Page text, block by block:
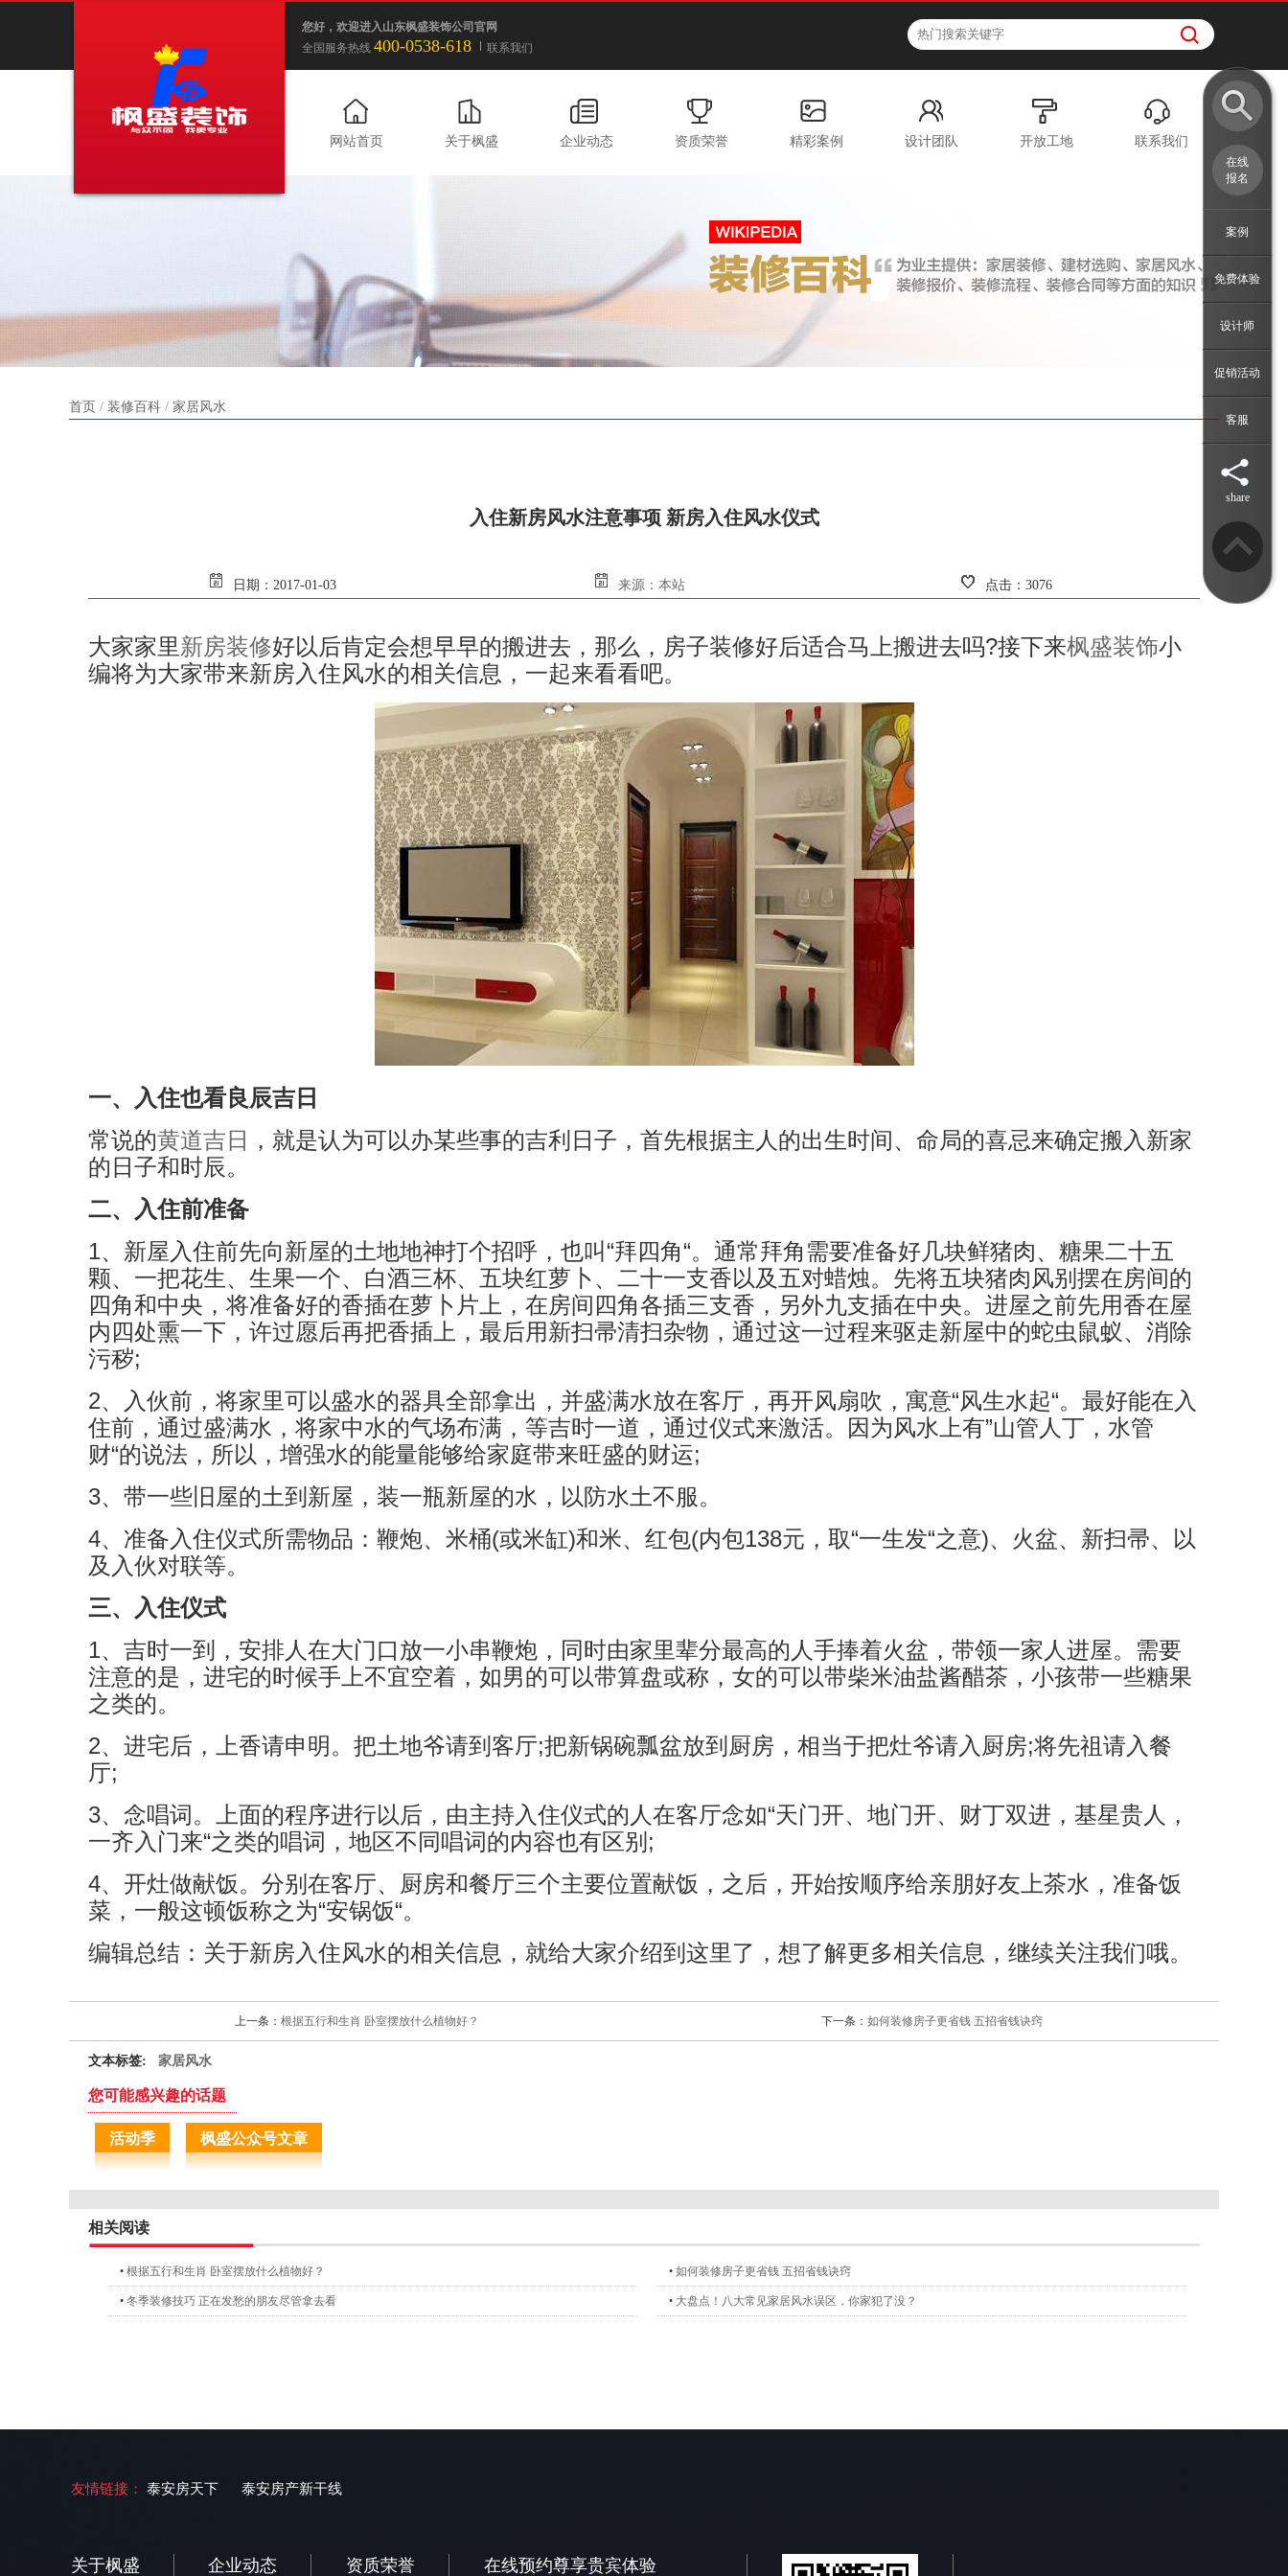
您好，欢迎进入山东枫盛装饰公司官网
全国服务热线 400-0538-618 联系我们
网站首页 关于枫盛 企业动态 资质荣誉 精彩案例 设计团队 开放工地 联系我们
装修百科
首页 / 装修百科 / 家居风水
入住新房风水注意事项 新房入住风水仪式
日期：2017-01-03 来源：本站 点击：3076
大家家里新房装修好以后肯定会想早早的搬进去，那么，房子装修好后适合马上搬进去吗?接下来枫盛装饰小
编将为大家带来新房入住风水的相关信息，一起来看看吧。
一、入住也看良辰吉日
常说的黄道吉日 ，就是认为可以办某些事的吉利日子，首先根据主人的出生时间、命局的喜忌来确定搬入新家
的日子和时辰。
二、入住前准备
1、新屋入住前先向新屋的土地地神打个招呼，也叫“拜四角“。通常拜角需要准备好几块鲜猪肉、糖果二十五
颗、一把花生、生果一个、白酒三杯、五块红萝卜、二十一支香以及五对蜡烛。先将五块猪肉风别摆在房间的
四角和中央，将准备好的香插在萝卜片上，在房间四角各插三支香，另外九支插在中央。进屋之前先用香在屋
内四处熏一下，许过愿后再把香插上，最后用新扫帚清扫杂物，通过这一过程来驱走新屋中的蛇虫鼠蚁、消除
污秽;
2、入伙前，将家里可以盛水的器具全部拿出，并盛满水放在客厅，再开风扇吹，寓意“风生水起“。最好能在入
住前，通过盛满水，将家中水的气场布满，等吉时一道，通过仪式来激活。因为风水上有”山管人丁，水管
财“的说法，所以，增强水的能量能够给家庭带来旺盛的财运;
3、带一些旧屋的土到新屋，装一瓶新屋的水，以防水土不服。
4、准备入住仪式所需物品：鞭炮、米桶(或米缸)和米、红包(内包138元，取“一生发“之意)、火盆、新扫帚、以
及入伙对联等。
三、入住仪式
1、吉时一到，安排人在大门口放一小串鞭炮，同时由家里辈分最高的人手捧着火盆，带领一家人进屋。需要
注意的是，进宅的时候手上不宜空着，如男的可以带算盘或称，女的可以带柴米油盐酱醋茶，小孩带一些糖果
之类的。
2、进宅后，上香请申明。把土地爷请到客厅;把新锅碗瓢盆放到厨房，相当于把灶爷请入厨房;将先祖请入餐
厅;
3、念唱词。上面的程序进行以后，由主持入住仪式的人在客厅念如“天门开、地门开、财丁双进，基星贵人，
一齐入门来“之类的唱词，地区不同唱词的内容也有区别;
4、开灶做献饭。分别在客厅、厨房和餐厅三个主要位置献饭，之后，开始按顺序给亲朋好友上茶水，准备饭
菜，一般这顿饭称之为“安锅饭“。
编辑总结：关于新房入住风水的相关信息，就给大家介绍到这里了，想了解更多相关信息，继续关注我们哦。
上一条： 根据五行和生肖 卧室摆放什么植物好？ 下一条： 如何装修房子更省钱 五招省钱诀窍
文本标签: 家居风水
您可能感兴趣的话题
活动季 枫盛公众号文章
相关阅读
• 根据五行和生肖 卧室摆放什么植物好？ • 如何装修房子更省钱 五招省钱诀窍
• 冬季装修技巧 正在发愁的朋友尽管拿去看 • 大盘点！八大常见家居风水误区，你家犯了没？
友情链接： 泰安房天下 泰安房产新干线
关于枫盛 企业动态 资质荣誉 在线预约尊享贵宾体验
在线
报名
案例
免费体验
设计师
促销活动
客服
share